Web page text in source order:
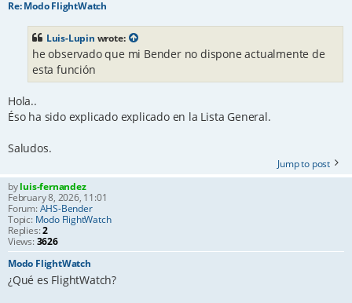
Re: Modo FlightWatch
Luis-Lupin wrote:
he observado que mi Bender no dispone actualmente de
esta función
Hola..
Éso ha sido explicado explicado en la Lista General.
Saludos.
Jump to post
byluis-fernandez
February 8, 2026, 11:01
Forum:AHS-Bender
Topic: Modo FlightWatch
Replies:2
Views:3626
Modo FlightWatch
¿Qué es FlightWatch?